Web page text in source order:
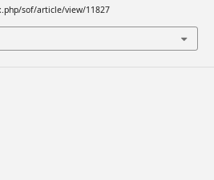
sof/article/view/11827